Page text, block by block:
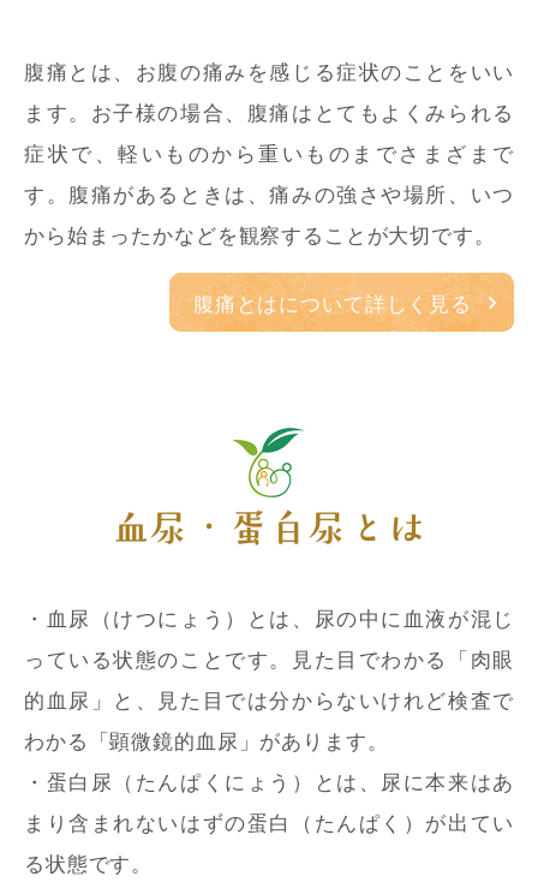
腹痛とは、お腹の痛みを感じる症状のことをいい
ます。お子様の場合、腹痛はとてもよくみられる
症状で、軽いものから重いものまでさまざまで
す。腹痛があるときは、痛みの強さや場所、いつ
から始まったかなどを観察することが大切です。
腹痛とはについて詳しく見る
血尿・蛋白尿とは
・血尿（けつにょう）とは、尿の中に血液が混じ
っている状態のことです。見た目でわかる「肉眼
的血尿」と、見た目では分からないけれど検査で
わかる「顕微鏡的血尿」があります。
・蛋白尿（たんぱくにょう）とは、尿に本来はあ
まり含まれないはずの蛋白（たんぱく）が出てい
る状態です。